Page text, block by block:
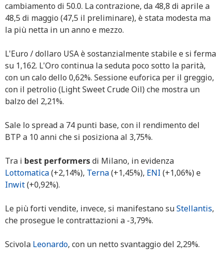
cambiamento di 50.0. La contrazione, da 48,8 di aprile a
48,5 di maggio (47,5 il preliminare), è stata modesta ma
la più netta in un anno e mezzo.
L'Euro / dollaro USA è sostanzialmente stabile e si ferma
su 1,162. L'Oro continua la seduta poco sotto la parità,
con un calo dello 0,62%. Sessione euforica per il greggio,
con il petrolio (Light Sweet Crude Oil) che mostra un
balzo del 2,21%.
Sale lo spread a 74 punti base, con il rendimento del
BTP a 10 anni che si posiziona al 3,75%.
Tra i best performersdi Milano, in evidenza
Lottomatica(+2,14%), Terna(+1,45%), ENI (+1,06%) e
Inwit(+0,92%).
Le più forti vendite, invece, si manifestano suStellantis,
che prosegue le contrattazioni a -3,79%.
Scivola Leonardo, con un netto svantaggio del 2,29%.